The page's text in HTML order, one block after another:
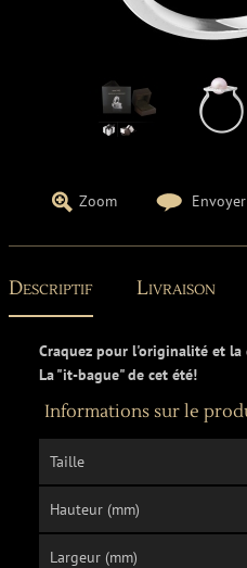
Zoom
Descriptif Livraison
Craquez pour l'originalité et la
La "it-bague" de cet été!
Informations sur le
Taille
Hauteur (mm)
Largeur (mm)